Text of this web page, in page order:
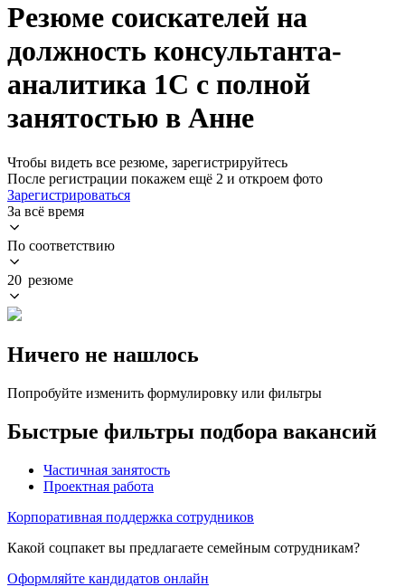
Резюме соискателей на
должность консультанта-
аналитика 1С с полной
занятостью в Анне
Чтобы видеть все резюме, зарегистрируйтесь
После регистрации покажем ещё 2 и откроем фото
Зарегистрироваться
За всё время
По соответствию
20 резюме
Ничего не нашлось
Попробуйте изменить формулировку или фильтры
Быстрые фильтры подбора вакансий
Частичная занятость
Проектная работа
Корпоративная поддержка сотрудников
Какой соцпакет вы предлагаете семейным сотрудникам?
Оформляйте кандидатов онлайн